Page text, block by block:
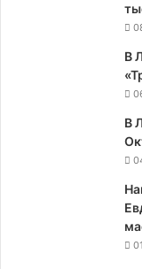
В
В